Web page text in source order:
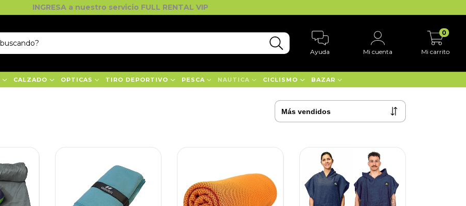
INGRESA a nuestro servicio FULL RENTAL VIP
Ayuda Mi cuenta Mi carrito
0
CALZADO OPTICAS TIRO DEPORTIVO PESCA NAUTICA CICLISMO BAZAR